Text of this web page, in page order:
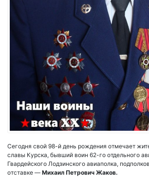
Сегодня свой 98-й день рождения отмечает
славы Курска, бывший воин 62-го отдельного
Гвардейского Лодзинского авиаполка,
отставке — Михаил Петрович Жаков.